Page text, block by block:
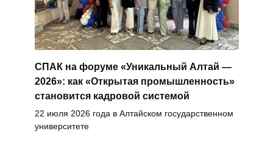
СПАК на форуме «Уникальный Алтай —
2026»: как «Открытая промышленность»
становится кадровой системой
22 июля 2026 года в Алтайском государственном
университете